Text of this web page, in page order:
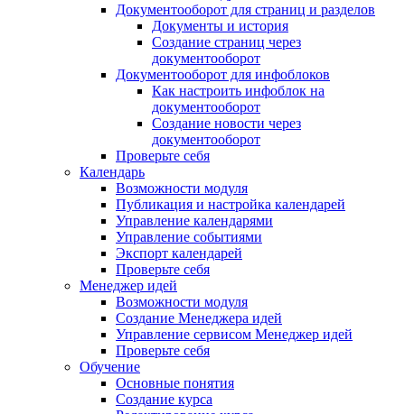
Документооборот для страниц и разделов
Документы и история
Создание страниц через
документооборот
Документооборот для инфоблоков
Как настроить инфоблок на
документооборот
Создание новости через
документооборот
Проверьте себя
Календарь
Возможности модуля
Публикация и настройка календарей
Управление календарями
Управление событиями
Экспорт календарей
Проверьте себя
Менеджер идей
Возможности модуля
Создание Менеджера идей
Управление сервисом Менеджер идей
Проверьте себя
Обучение
Основные понятия
Создание курса